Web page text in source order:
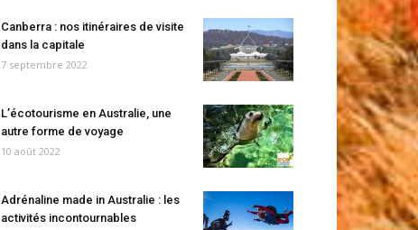
Canberra : nos itinéraires de visite
dans la capitale
7 septembre 2022
L’écotourisme en Australie, une
autre forme de voyage
10 août 2022
Adrénaline made in Australie : les
activités incontournables